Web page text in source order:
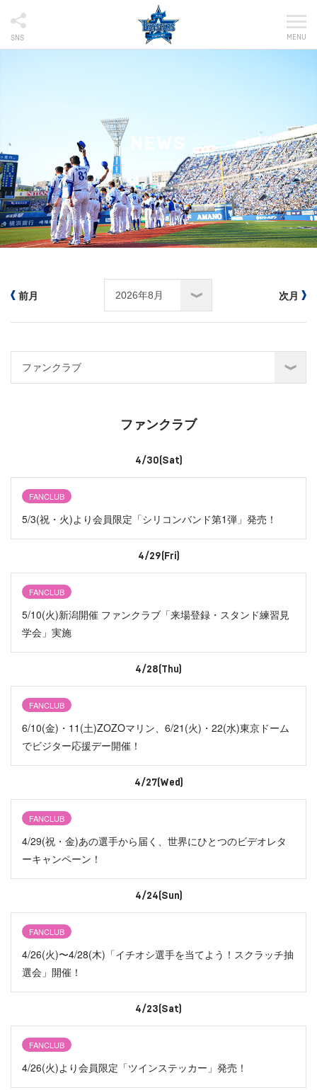
SNS MENU
NEWS
前月 次月
ファンクラブ
4/30(Sat)
FANCLUB
5/3(祝・火)より会員限定「シリコンバンド第1弾」発売！
4/29(Fri)
FANCLUB
5/10(火)新潟開催 ファンクラブ「来場登録・スタンド練習見
学会」実施
4/28(Thu)
FANCLUB
6/10(金)・11(土)ZOZOマリン、6/21(火)・22(水)東京ドーム
でビジター応援デー開催！
4/27(Wed)
FANCLUB
4/29(祝・金)あの選手から届く、世界にひとつのビデオレタ
ーキャンペーン！
4/24(Sun)
FANCLUB
4/26(火)〜4/28(木)「イチオシ選手を当てよう！スクラッチ抽
選会」開催！
4/23(Sat)
FANCLUB
4/26(火)より会員限定「ツインステッカー」発売！